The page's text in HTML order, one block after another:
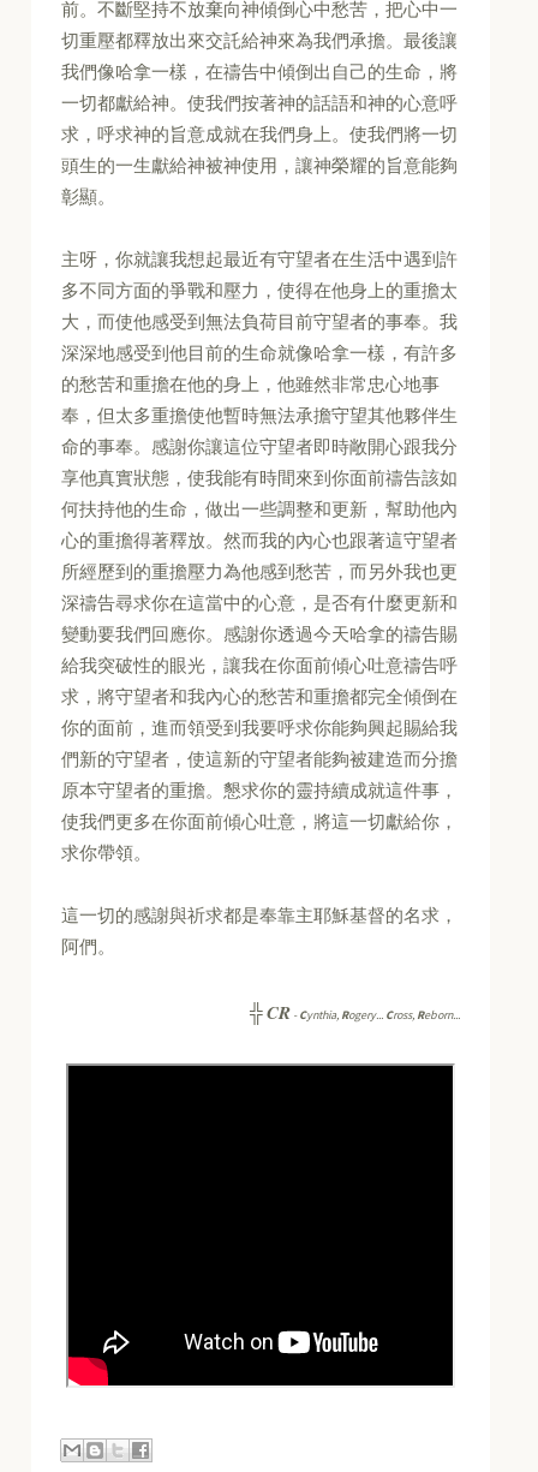
前。不斷堅持不放棄向神傾倒心中愁苦，把心中一
切重壓都釋放出來交託給神來為我們承擔。最後讓
我們像哈拿一樣，在禱告中傾倒出自己的生命，將
一切都獻給神。使我們按著神的話語和神的心意呼
求，呼求神的旨意成就在我們身上。使我們將一切
頭生的一生獻給神被神使用，讓神榮耀的旨意能夠
彰顯。
主呀，你就讓我想起最近有守望者在生活中遇到許
多不同方面的爭戰和壓力，使得在他身上的重擔太
大，而使他感受到無法負荷目前守望者的事奉。我
深深地感受到他目前的生命就像哈拿一樣，有許多
的愁苦和重擔在他的身上，他雖然非常忠心地事
奉，但太多重擔使他暫時無法承擔守望其他夥伴生
命的事奉。感謝你讓這位守望者即時敞開心跟我分
享他真實狀態，使我能有時間來到你面前禱告該如
何扶持他的生命，做出一些調整和更新，幫助他內
心的重擔得著釋放。然而我的內心也跟著這守望者
所經歷到的重擔壓力為他感到愁苦，而另外我也更
深禱告尋求你在這當中的心意，是否有什麼更新和
變動要我們回應你。感謝你透過今天哈拿的禱告賜
給我突破性的眼光，讓我在你面前傾心吐意禱告呼
求，將守望者和我內心的愁苦和重擔都完全傾倒在
你的面前，進而領受到我要呼求你能夠興起賜給我
們新的守望者，使這新的守望者能夠被建造而分擔
原本守望者的重擔。懇求你的靈持續成就這件事，
使我們更多在你面前傾心吐意，將這一切獻給你，
求你帶領。
這一切的感謝與祈求都是奉靠主耶穌基督的名求，
阿們。
╬CR -Cynthia, Rogery... Cross, Reborn...